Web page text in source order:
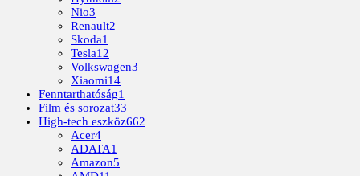
Nio3
Renault2
Skoda1
Tesla12
Volkswagen3
Xiaomi14
Fenntarthatóság1
Film és sorozat33
High-tech eszköz662
Acer4
ADATA1
Amazon5